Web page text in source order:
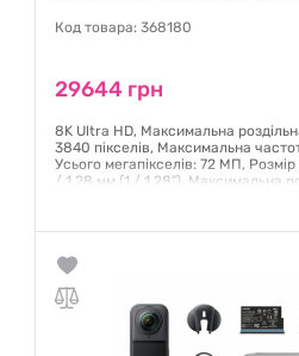
Код товара: 368180
29644 грн
8K Ultra HD, Максимальна
3840 пікселів, Максимальна
Усього мегапікселів: 72 МП,
/ 1,28 мм (1 / 1.28"), Максимальна
Чуттєвість по ISO: 100, 125, 160,
Гарантия: